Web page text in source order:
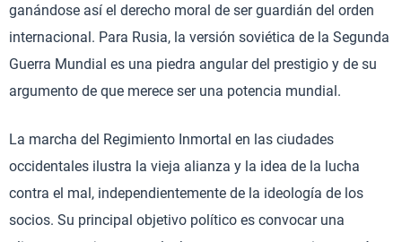
ganándose así el derecho moral de ser guardián del orden
internacional. Para Rusia, la versión soviética de la Segunda
Guerra Mundial es una piedra angular del prestigio y de su
argumento de que merece ser una potencia mundial.
La marcha del Regimiento Inmortal en las ciudades
occidentales ilustra la vieja alianza y la idea de la lucha
contra el mal, independientemente de la ideología de los
socios. Su principal objetivo político es convocar una